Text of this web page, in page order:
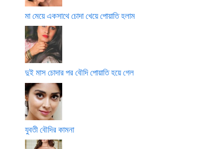
মা মেয়ে একসাথে চোদা খেয়ে পোয়াতি হলাম
দুই মাস চোদার পর বৌদি পোয়াতি হয়ে গেল
যুবতী বৌদির কামনা